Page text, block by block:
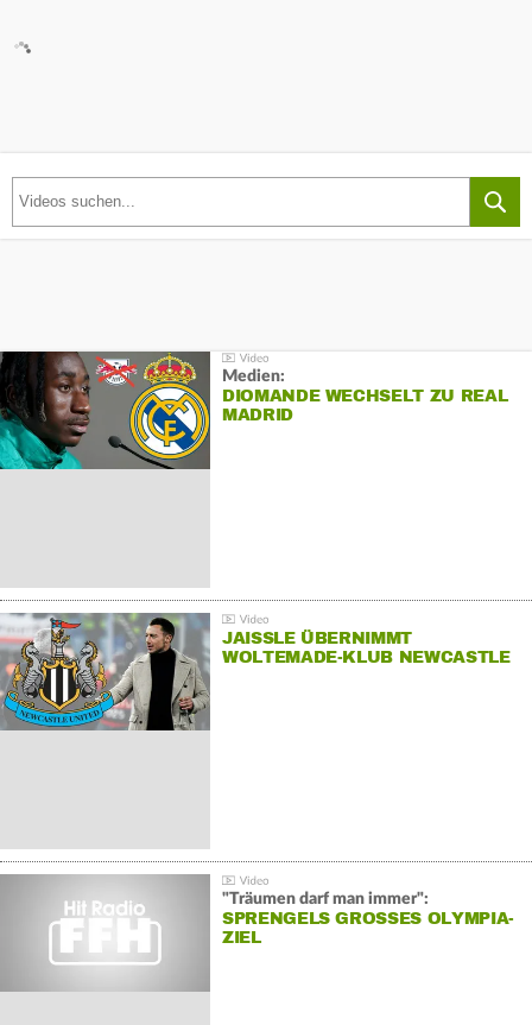
Medien:
DIOMANDE WECHSELT ZU REAL
MADRID
JAISSLE ÜBERNIMMT
WOLTEMADE-KLUB NEWCASTLE
"Träumen darf man immer":
SPRENGELS GROSSES OLYMPIA-Z
IEL